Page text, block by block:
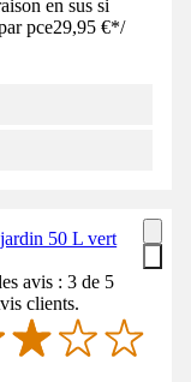
en sus si
pce29,95 €*/
50 L vert
avis : 3 de 5
clients.